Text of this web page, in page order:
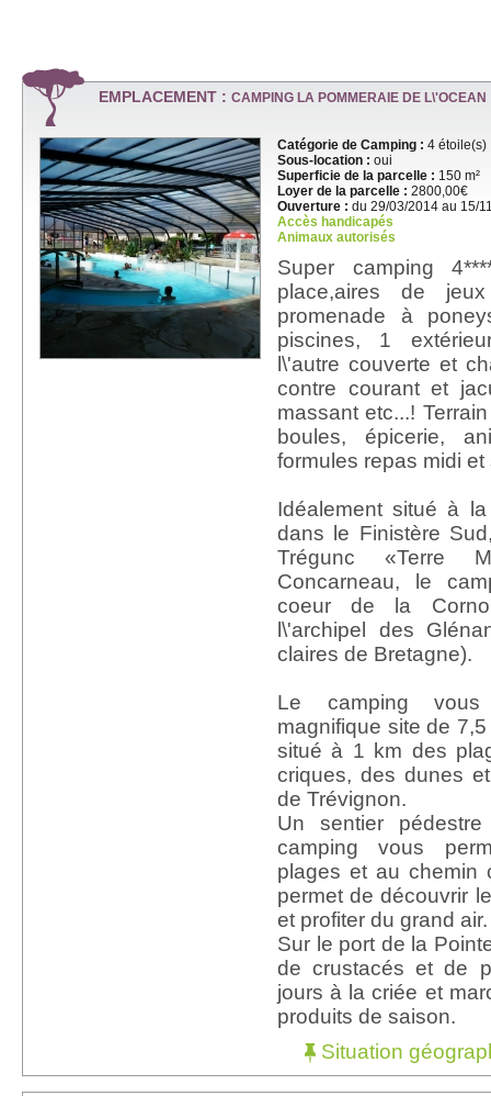
EMPLACEMENT : CAMPING LA POMMERAIE DE L\'OCEAN
Catégorie de Camping : 4 étoile(s)
Sous-location : oui
Superficie de la parcelle : 150 m²
Loyer de la parcelle : 2800,00€
Ouverture : du 29/03/2014 au 15/
Accès handicapés
Animaux autorisés
Super camping
place,aires de
promenade à
piscines, 1
l\'autre couverte et
contre courant et
massant etc...!
boules, épicerie,
formules repas midi
Idéalement situé à
dans le Finistère
Trégunc «Terre
Concarneau, le
coeur de la
l\'archipel des
claires de Bretagne).
Le camping
magnifique site de
situé à 1 km des
criques, des dunes
de Trévignon.
Un sentier
camping vous
plages et au chemin
permet de découvrir
et profiter du grand air.
Sur le port de la
de crustacés et de
jours à la criée et
produits de saison.
Situation